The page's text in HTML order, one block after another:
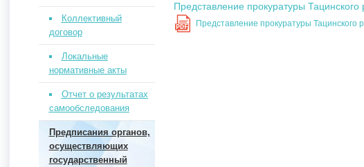
Представление прокуратуры
PDF Представление прокуратуры Тацинского
Коллективный
договор
Локальные
нормативные акты
Отчет о результатах
самообследования
Предписания органов,
осуществляющих
государственный